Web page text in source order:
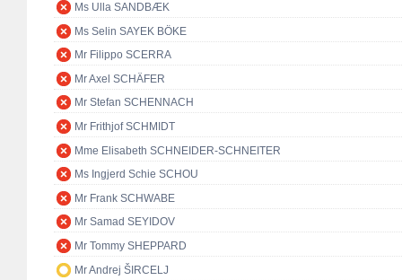
Ms Ulla SANDBÆK
Ms Selin SAYEK BÖKE
Mr Filippo SCERRA
Mr Axel SCHÄFER
Mr Stefan SCHENNACH
Mr Frithjof SCHMIDT
Mme Elisabeth SCHNEIDER-SCHNEITER
Ms Ingjerd Schie SCHOU
Mr Frank SCHWABE
Mr Samad SEYIDOV
Mr Tommy SHEPPARD
Mr Andrej ŠIRCELJ